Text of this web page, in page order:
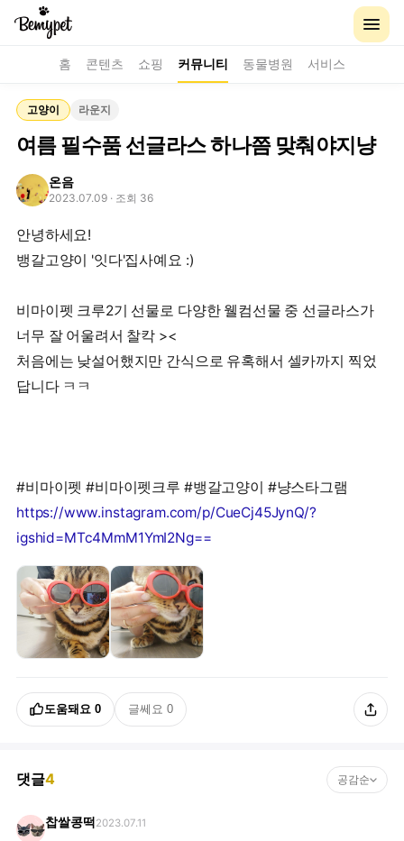
홈 콘텐츠 쇼핑 커뮤니티 동물병원 서비스
고양이 라운지
여름 필수품 선글라스 하나쯤 맞춰야지냥
온음
2023.07.09 · 조회 36
안녕하세요!
뱅갈고양이 '잇다'집사예요 :)
비마이펫 크루2기 선물로 다양한 웰컴선물 중 선글라스가
너무 잘 어울려서 찰칵 ><
처음에는 낮설어했지만 간식으로 유혹해서 셀카까지 찍었
답니다 ㅋㅋ
https://www.instagram.com/p/CueCj45JynQ/?
igshid=MTc4MmM1YmI2Ng==
도움돼요 0 글쎄요 0
댓글4 공감순
찹쌀콩떡 2023.07.11